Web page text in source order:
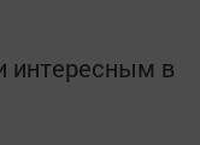
интересным в